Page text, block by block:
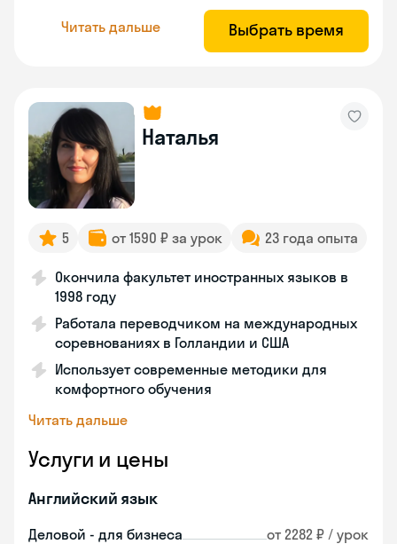
Читать дальше Выбрать время
Наталья
5 от 1590 ₽ за урок 23 года опыта
Окончила факультет иностранных языков в
1998 году
Работала переводчиком на международных
соревнованиях в Голландии и США
Использует современные методики для
комфортного обучения
Читать дальше
Услуги и цены
Английский язык
Деловой - для бизнеса от 2282 ₽ / урок